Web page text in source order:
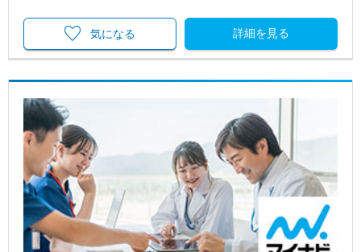
詳細を見る
気になる